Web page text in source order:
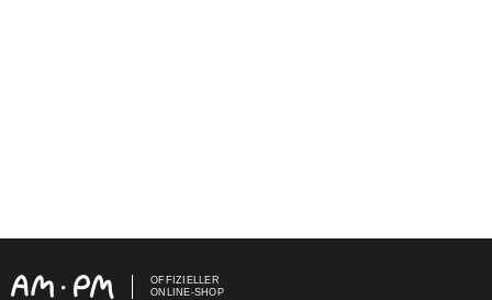
OFFIZIELLER
ONLINE-SHOP